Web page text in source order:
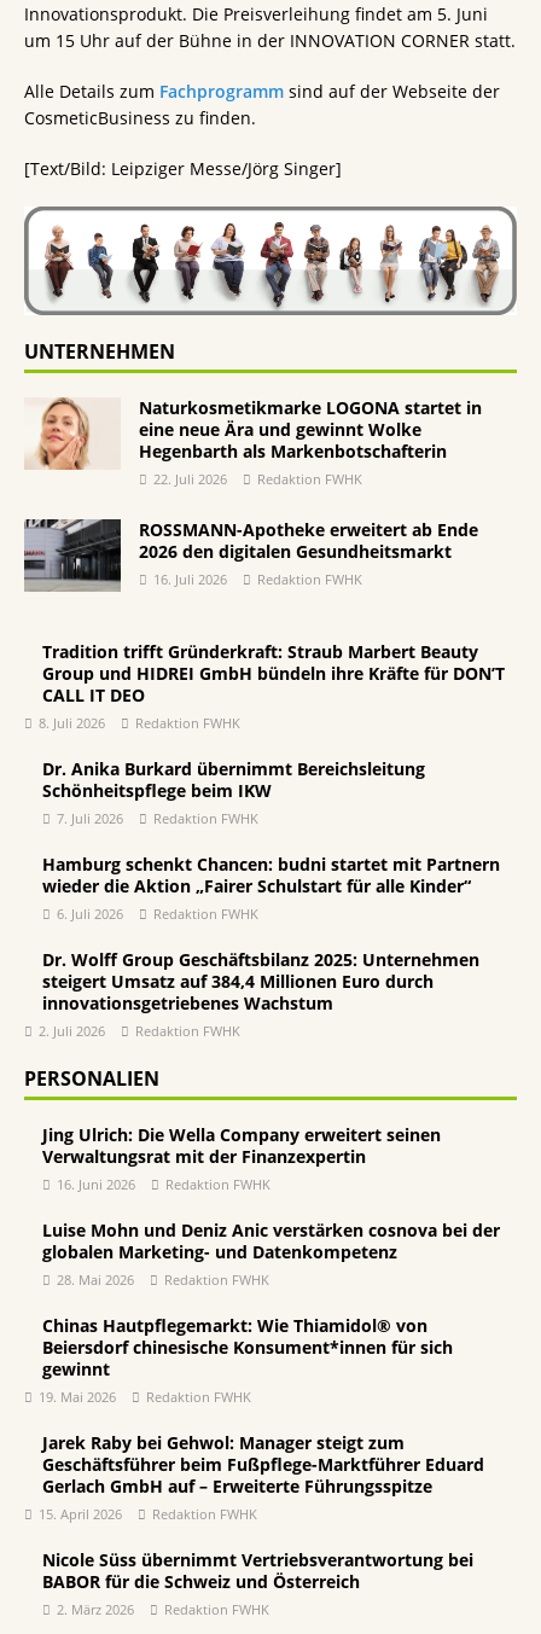
Innovationsprodukt. Die Preisverleihung findet am 5. Juni
um 15 Uhr auf der Bühne in der INNOVATION CORNER statt.
Alle Details zum Fachprogramm sind auf der Webseite der
CosmeticBusiness zu finden.
[Text/Bild: Leipziger Messe/Jörg Singer]
UNTERNEHMEN
Naturkosmetikmarke LOGONA startet in
eine neue Ära und gewinnt Wolke
Hegenbarth als Markenbotschafterin
22. Juli 2026 Redaktion FWHK
ROSSMANN-Apotheke erweitert ab Ende
2026 den digitalen Gesundheitsmarkt
16. Juli 2026 Redaktion FWHK
Tradition trifft Gründerkraft: Straub Marbert Beauty
Group und HIDREI GmbH bündeln ihre Kräfte für DON’T
CALL IT DEO
8. Juli 2026 Redaktion FWHK
Dr. Anika Burkard übernimmt Bereichsleitung
Schönheitspflege beim IKW
7. Juli 2026 Redaktion FWHK
Hamburg schenkt Chancen: budni startet mit Partnern
wieder die Aktion „Fairer Schulstart für alle Kinder“
6. Juli 2026 Redaktion FWHK
Dr. Wolff Group Geschäftsbilanz 2025: Unternehmen
steigert Umsatz auf 384,4 Millionen Euro durch
innovationsgetriebenes Wachstum
2. Juli 2026 Redaktion FWHK
PERSONALIEN
Jing Ulrich: Die Wella Company erweitert seinen
Verwaltungsrat mit der Finanzexpertin
16. Juni 2026 Redaktion FWHK
Luise Mohn und Deniz Anic verstärken cosnova bei der
globalen Marketing- und Datenkompetenz
28. Mai 2026 Redaktion FWHK
Chinas Hautpflegemarkt: Wie Thiamidol® von
Beiersdorf chinesische Konsument*innen für sich
gewinnt
19. Mai 2026 Redaktion FWHK
Jarek Raby bei Gehwol: Manager steigt zum
Geschäftsführer beim Fußpflege-Marktführer Eduard
Gerlach GmbH auf – Erweiterte Führungsspitze
15. April 2026 Redaktion FWHK
Nicole Süss übernimmt Vertriebsverantwortung bei
BABOR für die Schweiz und Österreich
2. März 2026 Redaktion FWHK